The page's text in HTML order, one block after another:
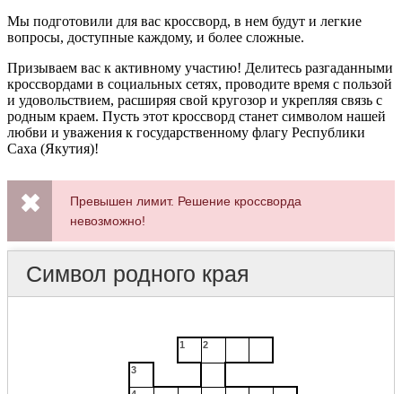
Мы подготовили для вас кроссворд, в нем будут и легкие
вопросы, доступные каждому, и более сложные.
Призываем вас к активному участию! Делитесь разгаданными
кроссвордами в социальных сетях, проводите время с пользой
и удовольствием, расширяя свой кругозор и укрепляя связь с
родным краем. Пусть этот кроссворд станет символом нашей
любви и уважения к государственному флагу Республики
Саха (Якутия)!